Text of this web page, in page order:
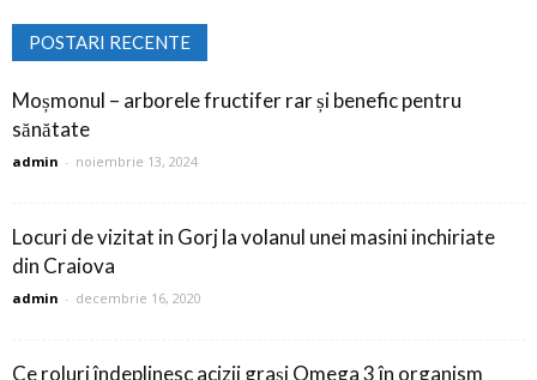
POSTARI RECENTE
Moșmonul – arborele fructifer rar și benefic pentru
sănătate
admin - noiembrie 13, 2024
Locuri de vizitat in Gorj la volanul unei masini inchiriate
din Craiova
admin - decembrie 16, 2020
Ce roluri îndeplinesc acizii grași Omega 3 în organism